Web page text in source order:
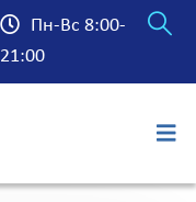
Пн-Вс 8:00-
21:00